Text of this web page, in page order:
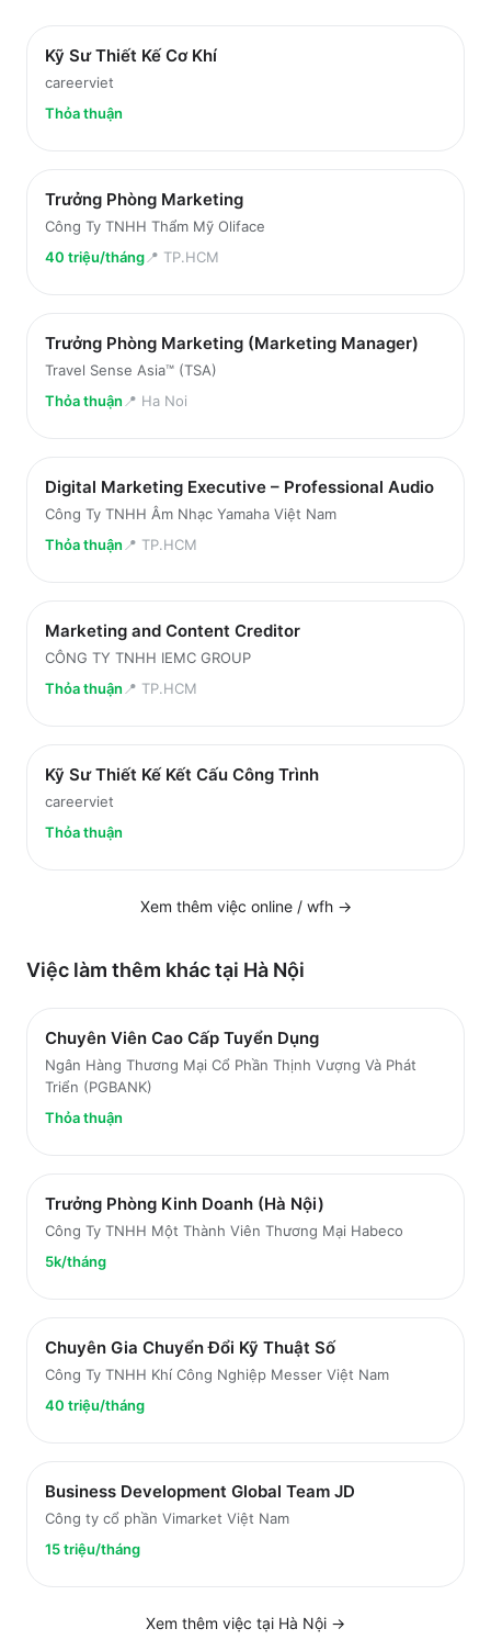
Kỹ Sư Thiết Kế Cơ Khí
careerviet
Thỏa thuận
Trưởng Phòng Marketing
Công Ty TNHH Thẩm Mỹ Oliface
40 triệu/tháng📍 TP.HCM
Trưởng Phòng Marketing (Marketing Manager)
Travel Sense Asia™ (TSA)
Thỏa thuận 📍 Ha Noi
Digital Marketing Executive – Professional Audio
Công Ty TNHH Âm Nhạc Yamaha Việt Nam
Thỏa thuận 📍 TP.HCM
Marketing and Content Creditor
CÔNG TY TNHH IEMC GROUP
Thỏa thuận 📍 TP.HCM
Kỹ Sư Thiết Kế Kết Cấu Công Trình
careerviet
Thỏa thuận
Xem thêm việc online / wfh→
Việc làm thêm khác tại Hà Nội
Chuyên Viên Cao Cấp Tuyển Dụng
Ngân Hàng Thương Mại Cổ Phần Thịnh Vượng Và Phát
Triển (PGBANK)
Thỏa thuận
Trưởng Phòng Kinh Doanh (Hà Nội)
Công Ty TNHH Một Thành Viên Thương Mại Habeco
5k/tháng
Chuyên Gia Chuyển Đổi Kỹ Thuật Số
Công Ty TNHH Khí Công Nghiệp Messer Việt Nam
40 triệu/tháng
Business Development Global Team JD
Công ty cổ phần Vimarket Việt Nam
15 triệu/tháng
Xem thêm việc tại Hà Nội →